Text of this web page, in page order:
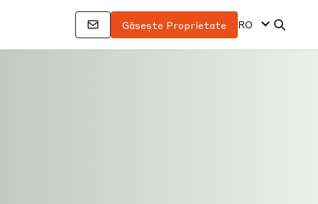
Găsește Proprietate RO